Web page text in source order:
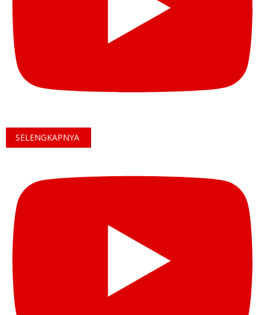
SELENGKAPNYA